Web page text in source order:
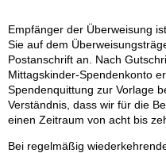
Empfänger der Überweisung
Sie auf dem
Postanschrift an. Nach
Mittagskinder-Spendenkonto
Spendenquittung zur Vorlage
Verständnis, dass wir für die
einen Zeitraum von acht bis
Bei regelmäßig